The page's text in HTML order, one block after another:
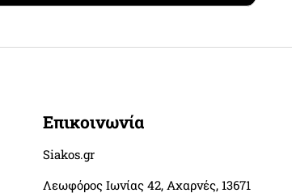
Επικοινωνία
Siakos.gr
Λεωφόρος Ιωνίας 42, Αχαρνές, 13671